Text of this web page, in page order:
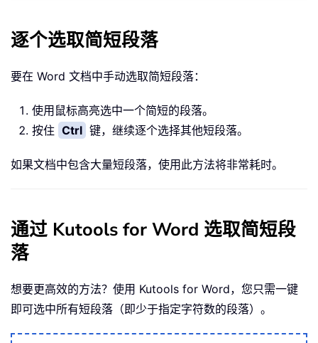
逐个选取简短段落
要在 Word 文档中手动选取简短段落：
使用鼠标高亮选中一个简短的段落。
按住 Ctrl 键，继续逐个选择其他短段落。
如果文档中包含大量短段落，使用此方法将非常耗时。
通过 Kutools for Word 选取简短段
落
想要更高效的方法？使用 Kutools for Word，您只需一键
即可选中所有短段落（即少于指定字符数的段落）。